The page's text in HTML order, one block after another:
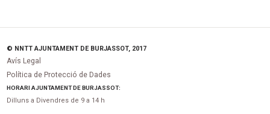
© NNTT AJUNTAMENT DE BURJASSOT, 2017
Avís Legal
Política de Protecció de Dades
HORARI AJUNTAMENT DE BURJASSOT:
Dilluns a Divendres de 9 a 14 h